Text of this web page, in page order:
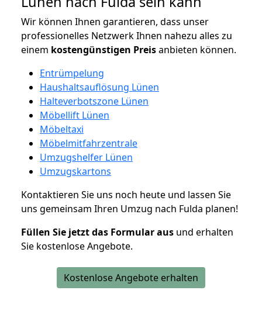
Wir können Ihnen garantieren, dass unser
professionelles Netzwerk Ihnen nahezu alles zu
einem kostengünstigen Preisanbieten können.
Entrümpelung
Haushaltsauflösung Lünen
Halteverbotszone Lünen
Möbellift Lünen
Möbeltaxi
Möbelmitfahrzentrale
Umzugshelfer Lünen
Umzugskartons
Kontaktieren Sie uns noch heute und lassen Sie
uns gemeinsam Ihren Umzug nach Fulda planen!
Füllen Sie jetzt das Formular aus und erhalten
Sie kostenlose Angebote.
Kostenlose Angebote erhalten